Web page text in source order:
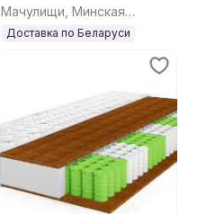
Мачулищи, Минская
область
Доставка по Беларуси